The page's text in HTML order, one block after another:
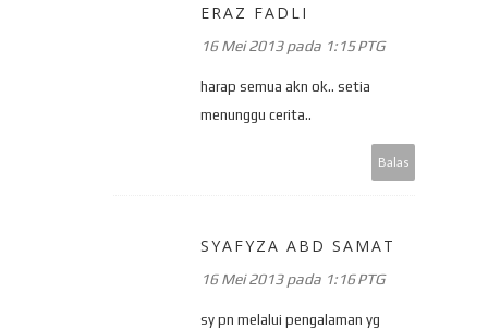
ERAZ FADLI
16 Mei 2013 pada 1:15 PTG
harap semua akn ok.. setia
menunggu cerita..
Balas
SYAFYZA ABD SAMAT
16 Mei 2013 pada 1:16 PTG
sy pn melalui pengalaman yg